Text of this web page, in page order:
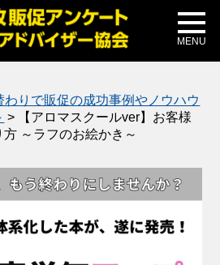
MENU
ディア掲載
公式ブログ
わりで販促の成功事例やノウハウ
>
【アロマスクールver】お客様
～ラフのお絵かき～